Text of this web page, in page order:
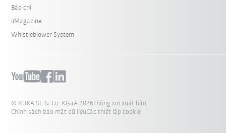
Báo chí
iiMagazine
Whistleblower System
© KUKA SE & Co. KGaA 2026Thông xin xuất bản
Chính sách bảo mật dữ liệuCác thiết lập cookie